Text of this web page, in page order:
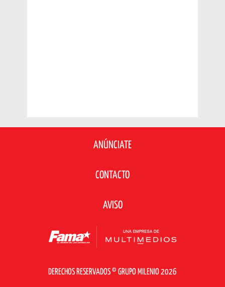
ANÚNCIATE
CONTACTO
AVISO
DERECHOS RESERVADOS © GRUPO MILENIO 2026